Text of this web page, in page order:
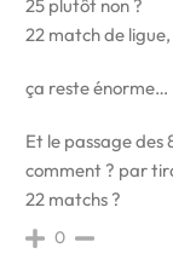
25 plutôt non ?
22 match de
ça reste énorme…
Et le passage des
comment ? par
22 matchs ?
0